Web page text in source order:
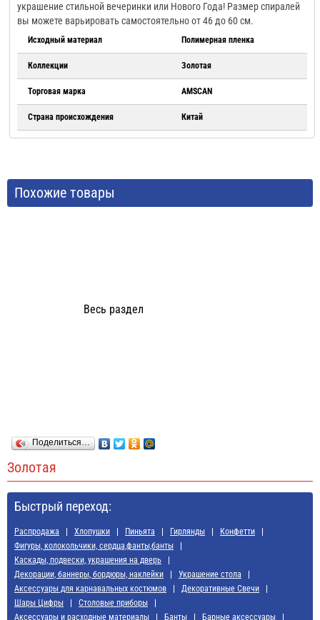
украшение стильной вечеринки или Нового Года! Размер спиралей
вы можете варьировать самостоятельно от 46 до 60 см.
Исходный материал Полимерная пленка
Коллекции Золотая
Торговая марка AMSCAN
Страна происхождения Китай
Похожие товары
Весь раздел
Поделиться…
Золотая
Быстрый переход:
Распродажа Хлопушки Пиньята Гирлянды
Конфетти
Фигуры, колокольчики, сердца,фанты,банты
Каскады, подвески, украшения на дверь
Декорации, баннеры, бордюры, наклейки
Украшение стола
Аксессуары для карнавальных костюмов
Декоративные Свечи
Шары Цифры
Cтоловые приборы
Аксессуары и расходные материалы
Банты
Барные аксессуары